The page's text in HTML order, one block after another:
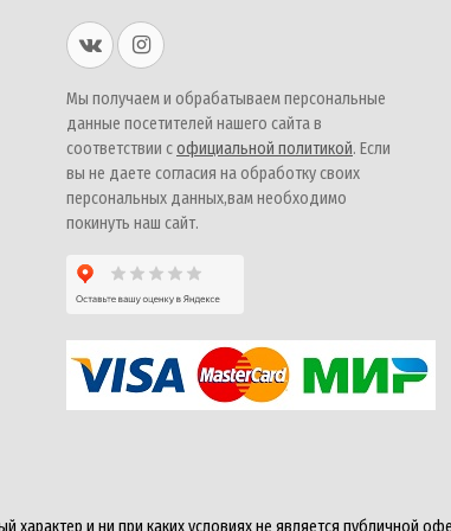
Мы получаем и обрабатываем персональные
данные посетителей нашего сайта в
соответствии софициальной политикой. Если
вы не даете согласия на обработку своих
персональных данных,вам необходимо
покинуть наш сайт.
и ни при каких условиях не является публичной